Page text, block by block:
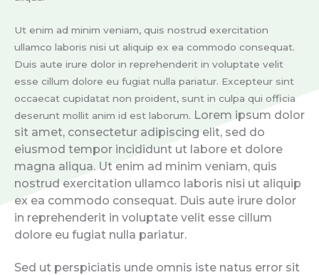
Ut enim ad minim veniam, quis nostrud exercitation
ullamco laboris nisi ut aliquip ex ea commodo consequat.
Duis aute irure dolor in reprehenderit in voluptate velit
esse cillum dolore eu fugiat nulla pariatur. Excepteur sint
occaecat cupidatat non proident, sunt in culpa qui officia
deserunt mollit anim id est laborum. Lorem ipsum dolor
sit amet, consectetur adipiscing elit, sed do
eiusmod tempor incididunt ut labore et dolore
magna aliqua. Ut enim ad minim veniam, quis
nostrud exercitation ullamco laboris nisi ut aliquip
ex ea commodo consequat. Duis aute irure dolor
in reprehenderit in voluptate velit esse cillum
dolore eu fugiat nulla pariatur.
Sed ut perspiciatis unde omnis iste natus error sit